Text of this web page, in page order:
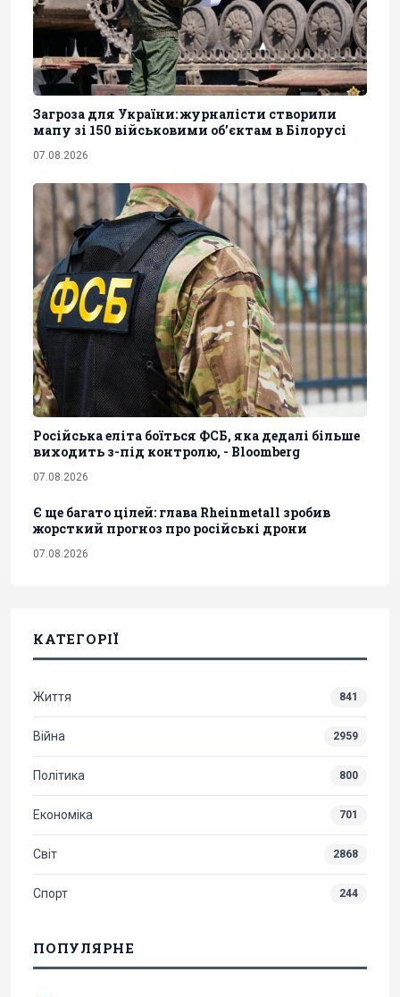
Загроза для України: журналісти створили
мапу зі 150 військовими обʼєктам в Білорусі
07.08.2026
Російська еліта боїться ФСБ, яка дедалі більше
виходить з-під контролю, - Bloomberg
07.08.2026
Є ще багато цілей: глава Rheinmetall зробив
жорсткий прогноз про російські дрони
07.08.2026
КАТЕГОРІЇ
Життя 841
Війна 2959
Політика 800
Економіка 701
Світ 2868
Спорт 244
ПОПУЛЯРНЕ